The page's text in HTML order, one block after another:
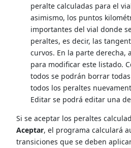
peralte calculadas para el
asimismo, los puntos
importantes del vial donde
peraltes, es decir, las
curvos. En la parte derecha,
para modificar este listado.
todos se podrán borrar
todos los peraltes
Editar se podrá editar una
Si se aceptar los peraltes
Aceptar, el programa calculará
transiciones que se deben